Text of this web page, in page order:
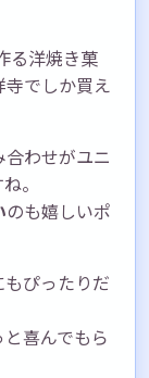
る洋焼き菓
寺でしか買え
わせがユニ
。
のも嬉しいポ
ぴったりだ
喜んでもら